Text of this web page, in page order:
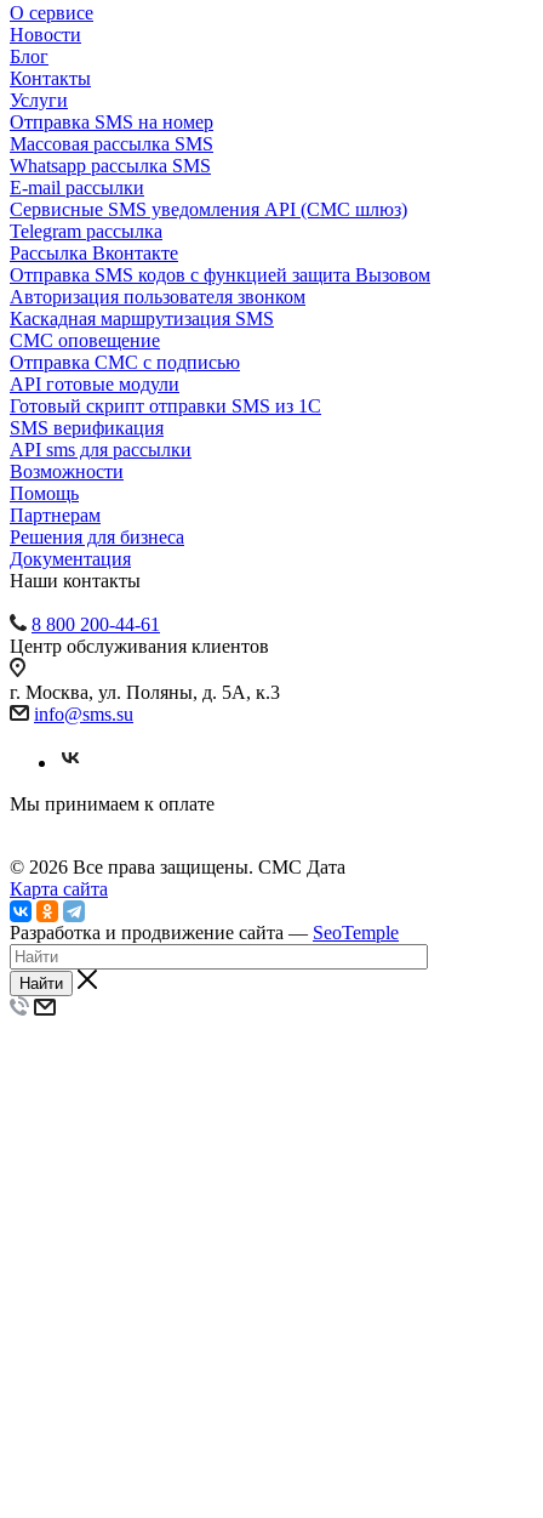
О сервисе
Новости
Блог
Контакты
Услуги
Отправка SMS на номер
Массовая рассылка SMS
Whatsapp рассылка SMS
E-mail рассылки
Сервисные SMS уведомления API (СМС шлюз)
Telegram рассылка
Рассылка Вконтакте
Отправка SMS кодов с функцией защита Вызовом
Авторизация пользователя звонком
Каскадная маршрутизация SMS
СМС оповещение
Отправка СМС с подписью
API готовые модули
Готовый скрипт отправки SMS из 1C
SMS верификация
API sms для рассылки
Возможности
Помощь
Партнерам
Решения для бизнеса
Документация
Наши контакты
8 800 200-44-61
Центр обслуживания клиентов
г. Москва, ул. Поляны, д. 5А, к.3
info@sms.su
Мы принимаем к оплате
© 2026 Все права защищены. СМС Дата
Карта сайта
Разработка и продвижение сайта — SeoTemple
Найти